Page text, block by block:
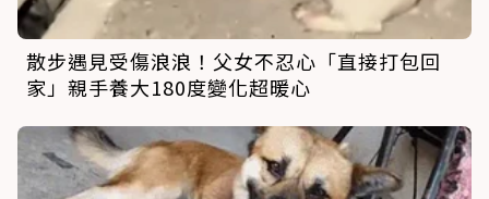
散步遇見受傷浪浪！父女不忍心「直接打包回
家」親手養大180度變化超暖心